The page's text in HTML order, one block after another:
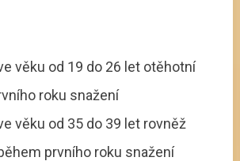
věku od 19 do 26 let otěhotní
roku snažení
věku od 35 do 39 let rovněž
prvního roku snažení